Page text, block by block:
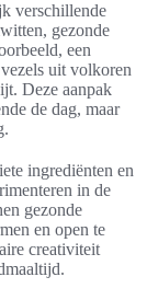
verschillende
gezonde
een
uit volkoren
Deze aanpak
de dag, maar
ingrediënten en
in de
gezonde
en open te
creativiteit